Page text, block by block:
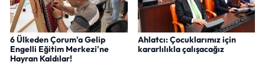
6 Ülkeden Çorum'a Gelip
Engelli Eğitim Merkezi'ne
Hayran Kaldılar!
Ahlatcı: Çocuklarımız için
kararlılıkla çalışacağız